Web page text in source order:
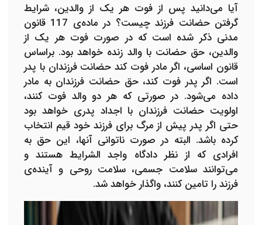
آیا می‌دانید پس از فوت هر یک از والدین، شرایط
گرفتن حضانت فرزند چیست؟ در ماده‌ی 117 قانون
مدنی ذکر شده است که در صورت فوت هر یک از
والدین، حق حضانت با والد زنده خواهد بود. براساس
قانون اساسی، اگر مادر فوت کند حضانت فرزندان با پدر
است. اگر پدر فوت کند، حق حضانت فرزندان به مادر
داده می‌شود. در صورتی که هر دو والد فوت کنند،
اولویت حضانت فرزندان با اجداد پدری خواهد بود
حتی اگر پدر پیش از مرگ برای فرزند خود قیم انتخاب
کرده باشد. البته در صورت ناتوانی آنها، این حق به
افرادی که از نظر دادگاه واجد الشرایط هستند و
می‌توانند سلامت جسمی، سلامت روحی و آینده‌ی
فرزند را تامین کنند، واگذار خواهد شد.